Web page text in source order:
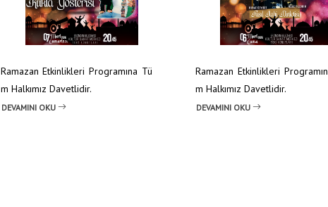
Ramazan Etkinlikleri Programına Tü
m Halkımız Davetlidir.
DEVAMINI OKU
Ramazan Etkinlikleri
m Halkımız Davetlidir.
DEVAMINI OKU